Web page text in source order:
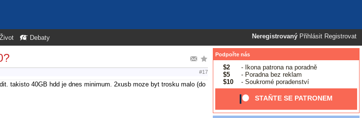
Neregistrovaný Přihlásit Registrovat
Život Debaty
#17
takisto 40GB hdd je dnes minimum. 2xusb moze byt trosku malo (do
Podpořte nás
$2
- Ikona patrona na poradně
$5
- Poradna bez reklam
$10
- Soukromé poradenství
STAŇTE SE PATRONEM